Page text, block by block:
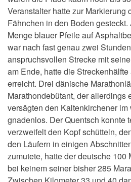
Veranstalter hatte zur Markierung
Fähnchen in den Boden
Menge blauer Pfeile auf
war nach fast genau zwei
anspruchsvollen Strecke mit
am Ende, hatte die
erreicht. Drei dänische
Marathondebütant, der allerdings
versägten den Kaltenkirchener
gnadenlos. Der Quentsch konnte
verzweifelt den Kopf schütteln,
den Läufern in einigen
zumutete, hatte der deutsche 100
bei keinem seiner bisher 285